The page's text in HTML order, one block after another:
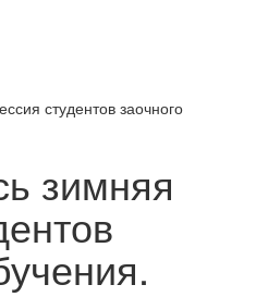
студентов заочного
зимняя